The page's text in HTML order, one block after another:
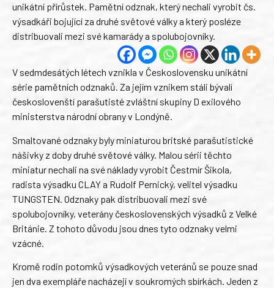
unikátní přírůstek. Pamětní odznak, který nechali vyrobit čs.
výsadkáři bojující za druhé světové války a který posléze
distribuovali mezi své kamarády a spolubojovníky.
V sedmdesátých létech vznikla v Československu unikátní
série pamětních odznaků. Za jejím vznikem stáli bývalí
českoslovenští parašutisté zvláštní skupiny D exilového
ministerstva národní obrany v Londýně.
Smaltované odznaky byly miniaturou britské parašutistické
nášivky z doby druhé světové války. Malou sérii těchto
miniatur nechali na své náklady vyrobit Čestmír Šikola,
radista výsadku CLAY a Rudolf Pernický, velitel výsadku
TUNGSTEN. Odznaky pak distribuovali mezi své
spolubojovníky, veterány československých výsadků z Velké
Británie. Z tohoto důvodu jsou dnes tyto odznaky velmi
vzácné.
Kromě rodin potomků výsadkových veteránů se pouze snad
jen dva exempláře nacházejí v soukromých sbírkách. Jeden z